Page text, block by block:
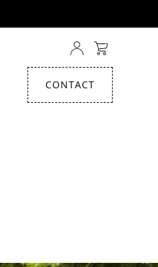
CONTACT